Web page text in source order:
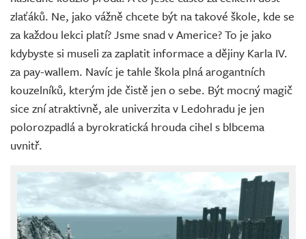
zlaťáků. Ne, jako vážně chcete být na takové škole, kde se
za každou lekci platí? Jsme snad v Americe? To je jako
kdybyste si museli za zaplatit informace a dějiny Karla IV.
za pay-wallem. Navíc je tahle škola plná arogantních
kouzelníků, kterým jde čistě jen o sebe. Být mocný magič
sice zní atraktivně, ale univerzita v Ledohradu je jen
polorozpadlá a byrokratická hrouda cihel s blbcema
uvnitř.